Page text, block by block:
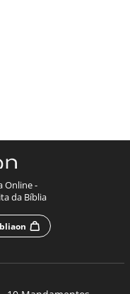
Online -
da Bíblia